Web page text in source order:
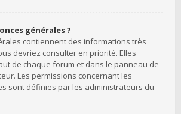
générales ?
contiennent des informations très
devriez consulter en priorité. Elles
de chaque forum et dans le panneau de
Les permissions concernant les
sont définies par les administrateurs du